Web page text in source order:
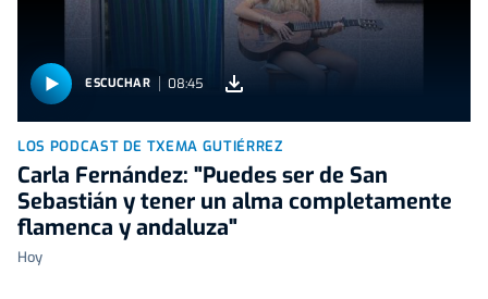
ESCUCHAR 08:45
LOS PODCAST DE TXEMA GUTIÉRREZ
Carla Fernández: "Puedes ser de San
Sebastián y tener un alma completamente
flamenca y andaluza"
Hoy